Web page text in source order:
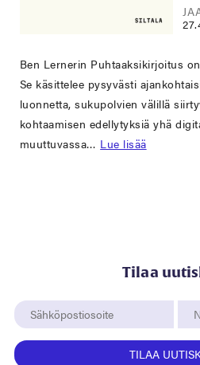
Ben Lernerin Puhtaaksikirjoitus
Se käsittelee pysyvästi
luonnetta, sukupolvien välillä
kohtaamisen edellytyksiä yhä
muuttuvassa… Lue lisää
Tilaa
TILAA